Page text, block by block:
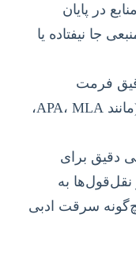
در پایان
جا نیفتاده یا
فرمت
ارجاع‌دهی مورد قبول دانشگاه (مانند APA، MLA،
دقیق برای
نقل‌قول‌ها به
سرقت ادبی